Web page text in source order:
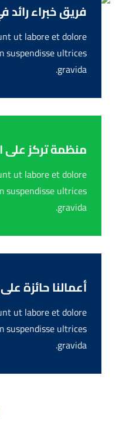
فريق خبراء رائد
ut labore et dolore
suspendisse ultrices
gravida.
منظمة تركز على
ut labore et dolore
suspendisse ultrices
gravida.
أعمالنا حائزة
ut labore et dolore
suspendisse ultrices
gravida.